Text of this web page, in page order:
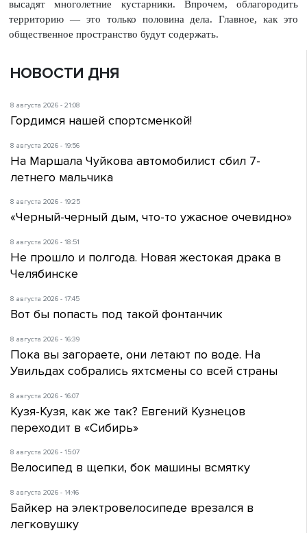
высадят многолетние кустарники. Впрочем, облагородить
территорию — это только половина дела. Главное, как это
общественное пространство будут содержать.
НОВОСТИ ДНЯ
8 августа 2026 - 21:08
Гордимся нашей спортсменкой!
8 августа 2026 - 19:56
На Маршала Чуйкова автомобилист сбил 7-
летнего мальчика
8 августа 2026 - 19:25
«Черный-черный дым, что-то ужасное очевидно»
8 августа 2026 - 18:51
Не прошло и полгода. Новая жестокая драка в
Челябинске
8 августа 2026 - 17:45
Вот бы попасть под такой фонтанчик
8 августа 2026 - 16:39
Пока вы загораете, они летают по воде. На
Увильдах собрались яхтсмены со всей страны
8 августа 2026 - 16:07
Кузя-Кузя, как же так? Евгений Кузнецов
переходит в «Сибирь»
8 августа 2026 - 15:07
Велосипед в щепки, бок машины всмятку
8 августа 2026 - 14:46
Байкер на электровелосипеде врезался в
легковушку